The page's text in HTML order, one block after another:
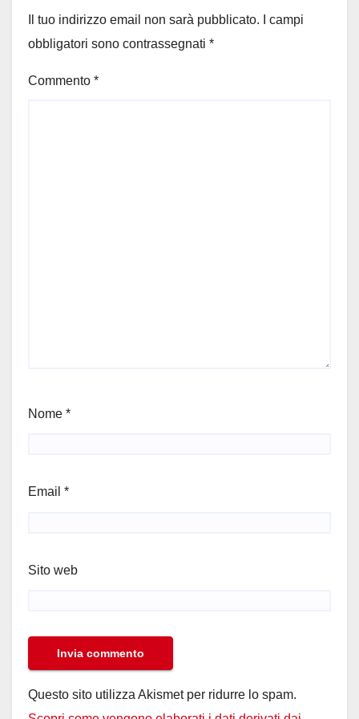
Il tuo indirizzo email non sarà pubblicato.
I campi
obbligatori sono contrassegnati *
Commento *
Nome *
Email *
Sito web
Questo sito utilizza Akismet per ridurre lo spam.